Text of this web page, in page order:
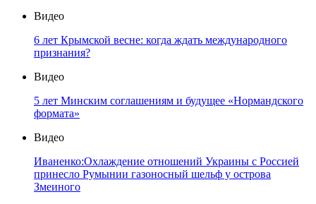
Видео
6 лет Крымской весне: когда ждать международного
признания?
Видео
5 лет Минским соглашениям и будущее «Нормандского
формата»
Видео
Иваненко:Охлаждение отношений Украины с Россией
принесло Румынии газоносный шельф у острова
Змеиного